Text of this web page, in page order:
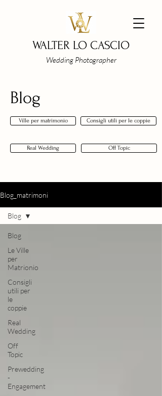
WALTER LO CASCIO
Wedding Photographer
Blog
Ville per matrimonio Consigli utili per le coppie
Real Wedding Off Topic
Blog_matrimoni
Blog
Le Ville
per
Matrionio
Consigli
utili per
le
coppie
Real
Wedding
Off
Topic
Prewedding
-
Engagement
Blog